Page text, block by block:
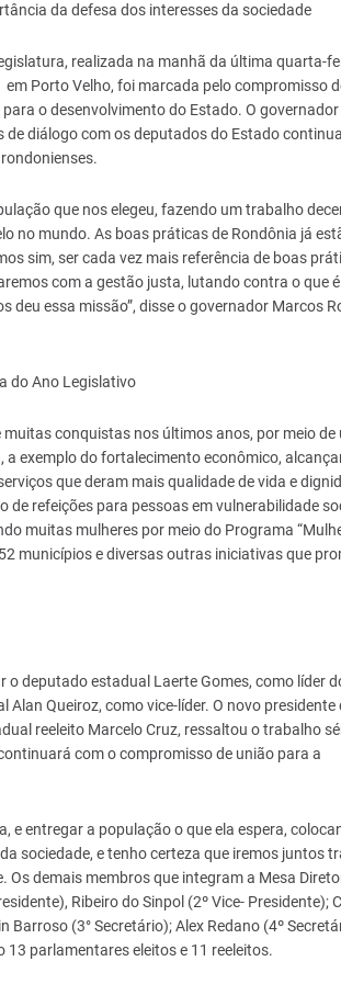
da defesa dos interesses da sociedade
realizada na manhã da última quarta-
Porto Velho, foi marcada pelo compromisso
o desenvolvimento do Estado. O governador
diálogo com os deputados do Estado
que nos elegeu, fazendo um trabalho
no mundo. As boas práticas de Rondônia já
sim, ser cada vez mais referência de boas
com a gestão justa, lutando contra o que
deu essa missão”, disse o governador Marcos
do Ano Legislativo
conquistas nos últimos anos, por meio de
exemplo do fortalecimento econômico,
que deram mais qualidade de vida e
refeições para pessoas em vulnerabilidade
muitas mulheres por meio do Programa
municípios e diversas outras iniciativas que
deputado estadual Laerte Gomes, como líder
Queiroz, como vice-líder. O novo presidente
reeleito Marcelo Cruz, ressaltou o trabalho
com o compromisso de união para a
e entregar a população o que ela espera,
sociedade, e tenho certeza que iremos juntos
Os demais membros que integram a Mesa
Ribeiro do Sinpol (2º Vice- Presidente);
Barroso (3° Secretário); Alex Redano (4º
parlamentares eleitos e 11 reeleitos.